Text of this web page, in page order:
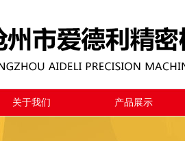
关于我们 产品展示